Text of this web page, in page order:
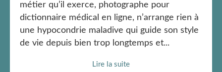
métier qu’il exerce, photographe pour
dictionnaire médical en ligne, n’arrange rien à
une hypocondrie maladive qui guide son style
de vie depuis bien trop longtemps et...
Lire la suite